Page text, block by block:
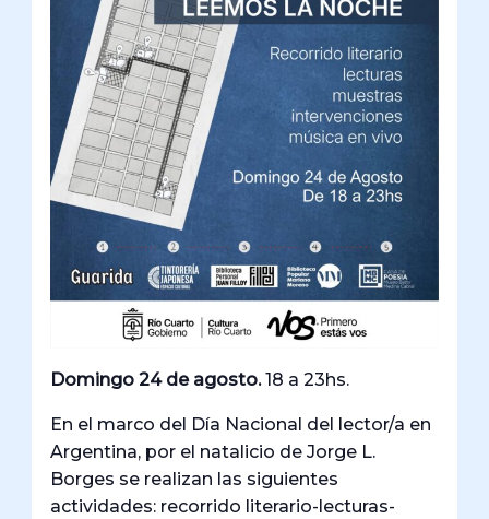
Domingo 24 de agosto.18 a 23hs.
En el marco del Día Nacional del lector/a en
Argentina, por el natalicio de Jorge L.
Borges se realizan las siguientes
actividades: recorrido literario-lecturas-